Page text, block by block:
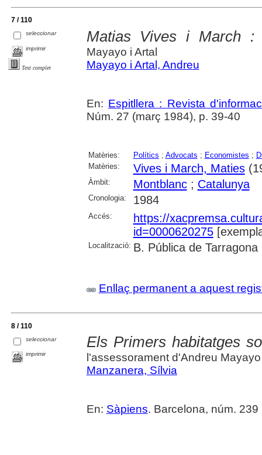
7 / 110
seleccionar
imprimir
Text complet
Matias Vives i March :
Mayayo i Artal
Mayayo i Artal, Andreu
En: Espitllera : Revista
Núm. 27 (març 1984), p. 39-40
Matèries: Polítics ; Advocats ; Economistes ;
Matèries:
Vives i March, Maties
Àmbit: Montblanc; Catalunya
Cronologia: 1984
Accés:
https://
id=0000620275
Localització: B. Pública de Tarragona
Enllaç permanent a aquest
8 / 110
seleccionar
imprimir
Els Primers habitatges
l'assessorament d'Andreu Mayayo
Manzanera, Sílvia
En: Sàpiens. Barcelona, núm.